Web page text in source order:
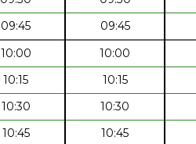
09:45
09:45
10:00
10:00
10:15
10:15
10:30
10:30
10:45
10:45